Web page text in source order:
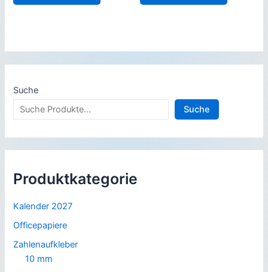
Suche
Suche
Produktkategorie
Kalender 2027
Officepapiere
Zahlenaufkleber
10 mm